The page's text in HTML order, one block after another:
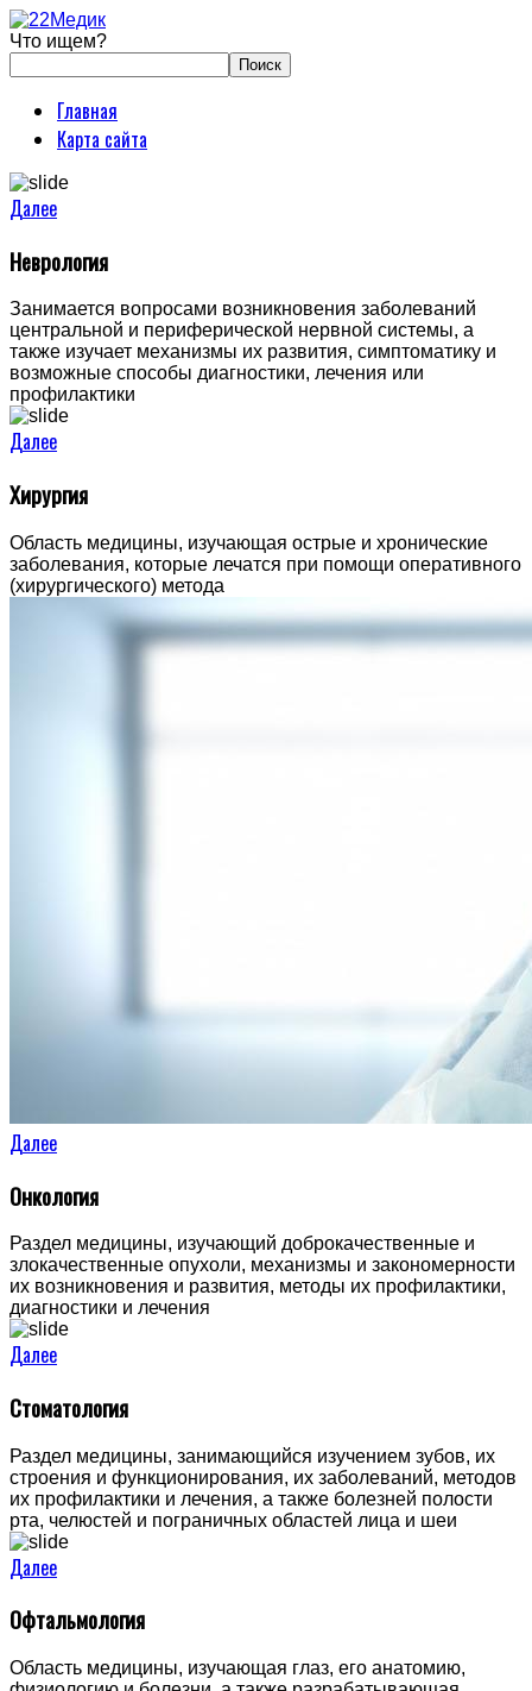
Что ищем?
Главная
Карта сайта
Далее
Неврология
Занимается вопросами возникновения заболеваний
центральной и периферической нервной системы, а
также изучает механизмы их развития, симптоматику и
возможные способы диагностики, лечения или
профилактики
Далее
Хирургия
Область медицины, изучающая острые и хронические
заболевания, которые лечатся при помощи оперативного
(хирургического) метода
Далее
Онкология
Раздел медицины, изучающий доброкачественные и
злокачественные опухоли, механизмы и закономерности
их возникновения и развития, методы их профилактики,
диагностики и лечения
Далее
Стоматология
Раздел медицины, занимающийся изучением зубов, их
строения и функционирования, их заболеваний, методов
их профилактики и лечения, а также болезней полости
рта, челюстей и пограничных областей лица и шеи
Далее
Офтальмология
Область медицины, изучающая глаз, его анатомию,